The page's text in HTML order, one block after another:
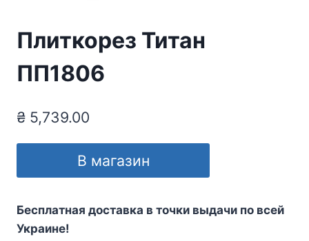
Плиткорез Титан
ПП1806
₴ 5,739.00
В магазин
Бесплатная доставка в точки выдачи по всей
Украине!